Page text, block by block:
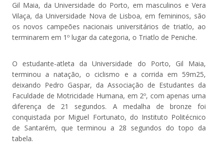
Gil Maia, da Universidade do Porto, em masculinos e Vera
Vilaça, da Universidade Nova de Lisboa, em femininos, são
os novos campeões nacionais universitários de triatlo, ao
terminarem em 1º lugar da categoria, o Triatlo de Peniche.
O estudante-atleta da Universidade do Porto, Gil Maia,
terminou a natação, o ciclismo e a corrida em 59m25,
deixando Pedro Gaspar, da Associação de Estudantes da
Faculdade de Motricidade Humana, em 2º, com apenas uma
diferença de 21 segundos. A medalha de bronze foi
conquistada por Miguel Fortunato, do Instituto Politécnico
de Santarém, que terminou a 28 segundos do topo da
tabela.